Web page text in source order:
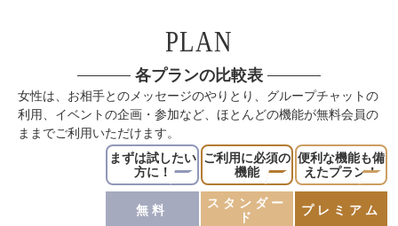
PLAN
各プランの比較表
女性は、お相手とのメッセージのやりとり、グループチャットの
利用、イベントの企画・参加など、ほとんどの機能が無料会員の
ままでご利用いただけます。
まずは試したい
方に！
ご利用に必須の
機能
便利な機能も備
えたプラン！
無料
スタンダー
ド
プレミアム